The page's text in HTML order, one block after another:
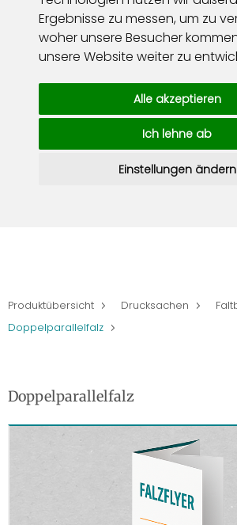
Ergebnisse zu messen, um zu
woher unsere Besucher
unsere Website weiter zu
Alle akzeptieren
Ich lehne ab
Einstellungen ändern
Produktübersicht Drucksachen
Doppelparallelfalz
Doppelparallelfalz